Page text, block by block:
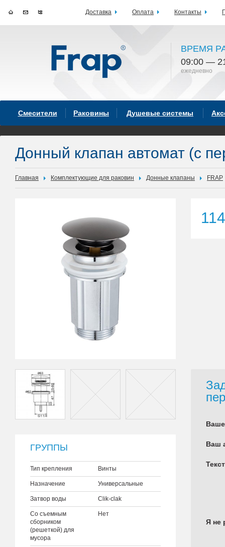
ВРЕМЯ
09:00 —
ежедневно
Смесители Раковины Душевые системы
Донный клапан автомат (с
Главная Комплектующие для раковин Донные клапаны FRAP
ГРУППЫ
Тип крепления Винты
Назначение Универсальные
Затвор воды Clik-clak
Со съемным
сборником
(решеткой) для
мусора
Нет
Ваш
Я не
Доставка Оплата Контакты